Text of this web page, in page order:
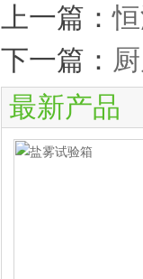
上一篇：
下一篇：
最新产品